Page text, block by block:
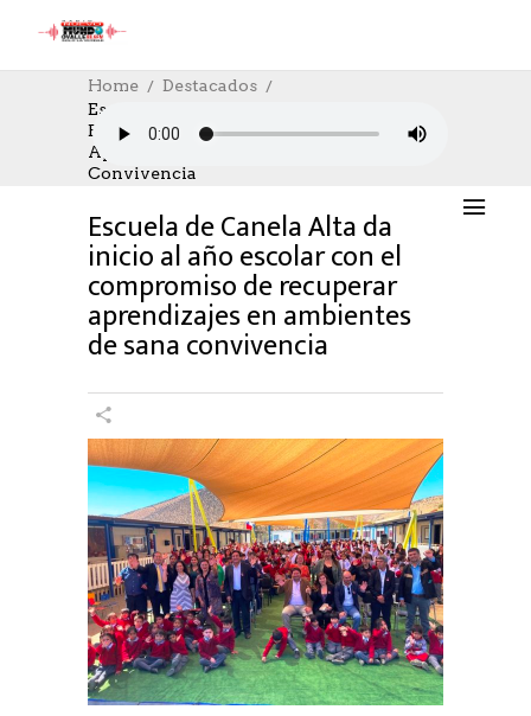
Home
Destacados
Escuela De Canela Alta Da Inicio Al Año
Escolar Con El Compromiso De Recuperar
Aprendizajes En Ambientes De Sana
Convivencia
DESTACADOS EDUCACION,NOTICIAS,SOCIAL
18/03/2023
1560 SEEN
0 COMMENTS
Escuela de Canela Alta da
inicio al año escolar con el
compromiso de recuperar
aprendizajes en ambientes
de sana convivencia